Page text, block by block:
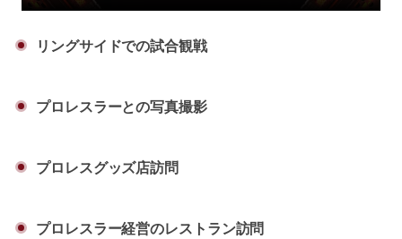
リングサイドでの試合観戦
プロレスラーとの写真撮影
プロレスグッズ店訪問
プロレスラー経営のレストラン訪問